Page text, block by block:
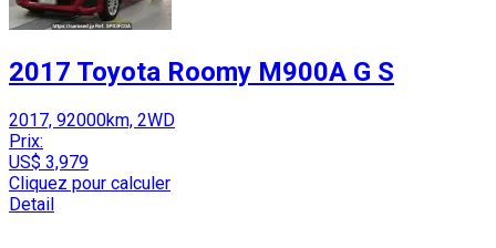
2017 Toyota Roomy M900A G S
2017, 92000km, 2WD
Prix:
US$ 3,979
Cliquez pour calculer
Detail